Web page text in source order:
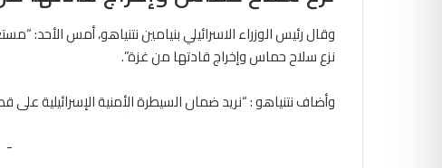
وقال رئيس الوزراء الاسرائيلي بنيامين نتنياهو، أمس الأحد:
نزع سلاح حماس وإخراج قادتها من غزة”.
وأضاف نتنياهو : “نريد ضمان السيطرة الأمنية الإسرائيلية
-